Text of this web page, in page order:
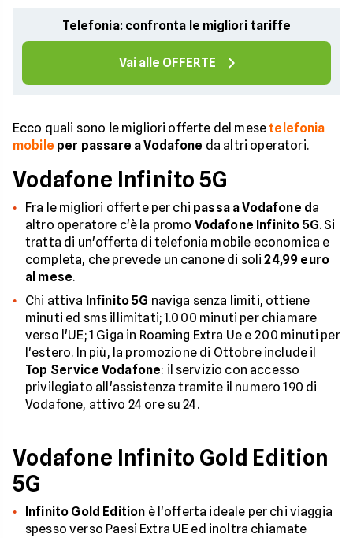
Telefonia: confronta le migliori tariffe
Vai alle OFFERTE
Ecco quali sono e migliori offerte del mese telefonia
mobile per passare a Vodafone da altri operatori.
Vodafone Infinito 5G
Fra le migliori offerte per chi passa a Vodafone d a
altro operatore c'è la promo Vodafone Infinito 5G. Si
tratta di un'offerta di telefonia mobile economica e
completa, che prevede un canone di soli24,99 euro
al mese.
Chi attiva Infinito 5G naviga senza limiti, ottiene
minuti ed sms illimitati; 1.000 minuti per chiamare
verso l'UE; 1 Giga in Roaming Extra Ue e 200 minuti per
l'estero. In più, la promozione di Ottobre include il
Top Service Vodafone: il servizio con accesso
privilegiato all'assistenza tramite il numero 190 di
Vodafone, attivo 24 ore su 24.
Vodafone Infinito Gold Edition
5G
Infinito Gold Edition è l'offerta ideale per chi viaggia
spesso verso Paesi Extra UE ed inoltra chiamate